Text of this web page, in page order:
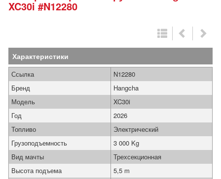
XC30i#N12280
Характеристики
Ссылка
N12280
Бренд
Hangcha
Модель
XC30i
Год
2026
Топливо
Электрический
Грузоподъемность
3 000 Kg
Вид мачты
Трехсекционная
Высота подъема
5,5 m